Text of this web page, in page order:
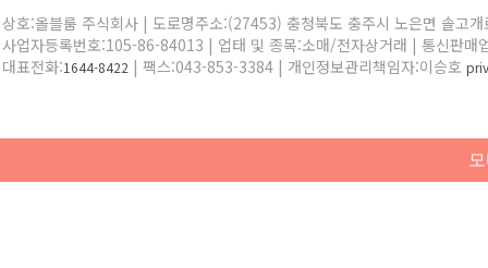
상호:올블룸 주식회사 | 도로명주소:(27453) 충청북도 충주시 노은면 솔고
사업자등록번호:105-86-84013 | 업태 및 종목:소매/전자상거래 | 통신판매
대표전화:1644-8422 | 팩스:043-853-3384 | 개인정보관리책임자:이승호